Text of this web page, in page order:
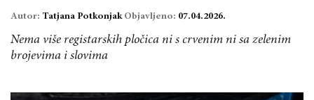
Autor: Tatjana Potkonjak Objavljeno: 07.04.2026.
Nema više registarskih pločica ni s crvenim ni sa zelenim
brojevima i slovima